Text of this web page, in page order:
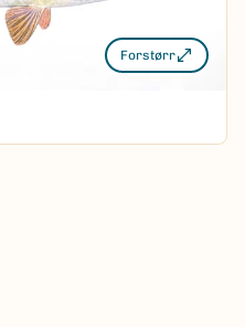
Forstørr